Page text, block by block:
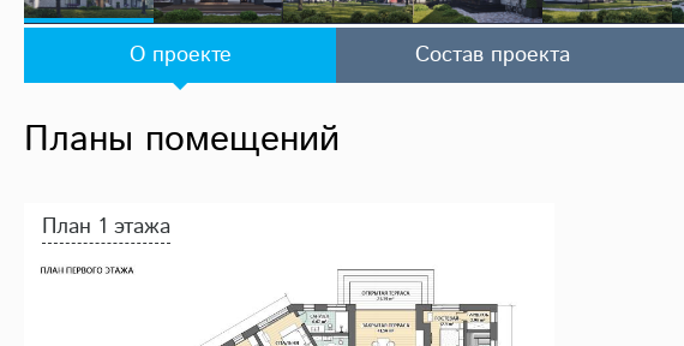
О проекте Состав проекта
Планы помещений
План 1 этажа